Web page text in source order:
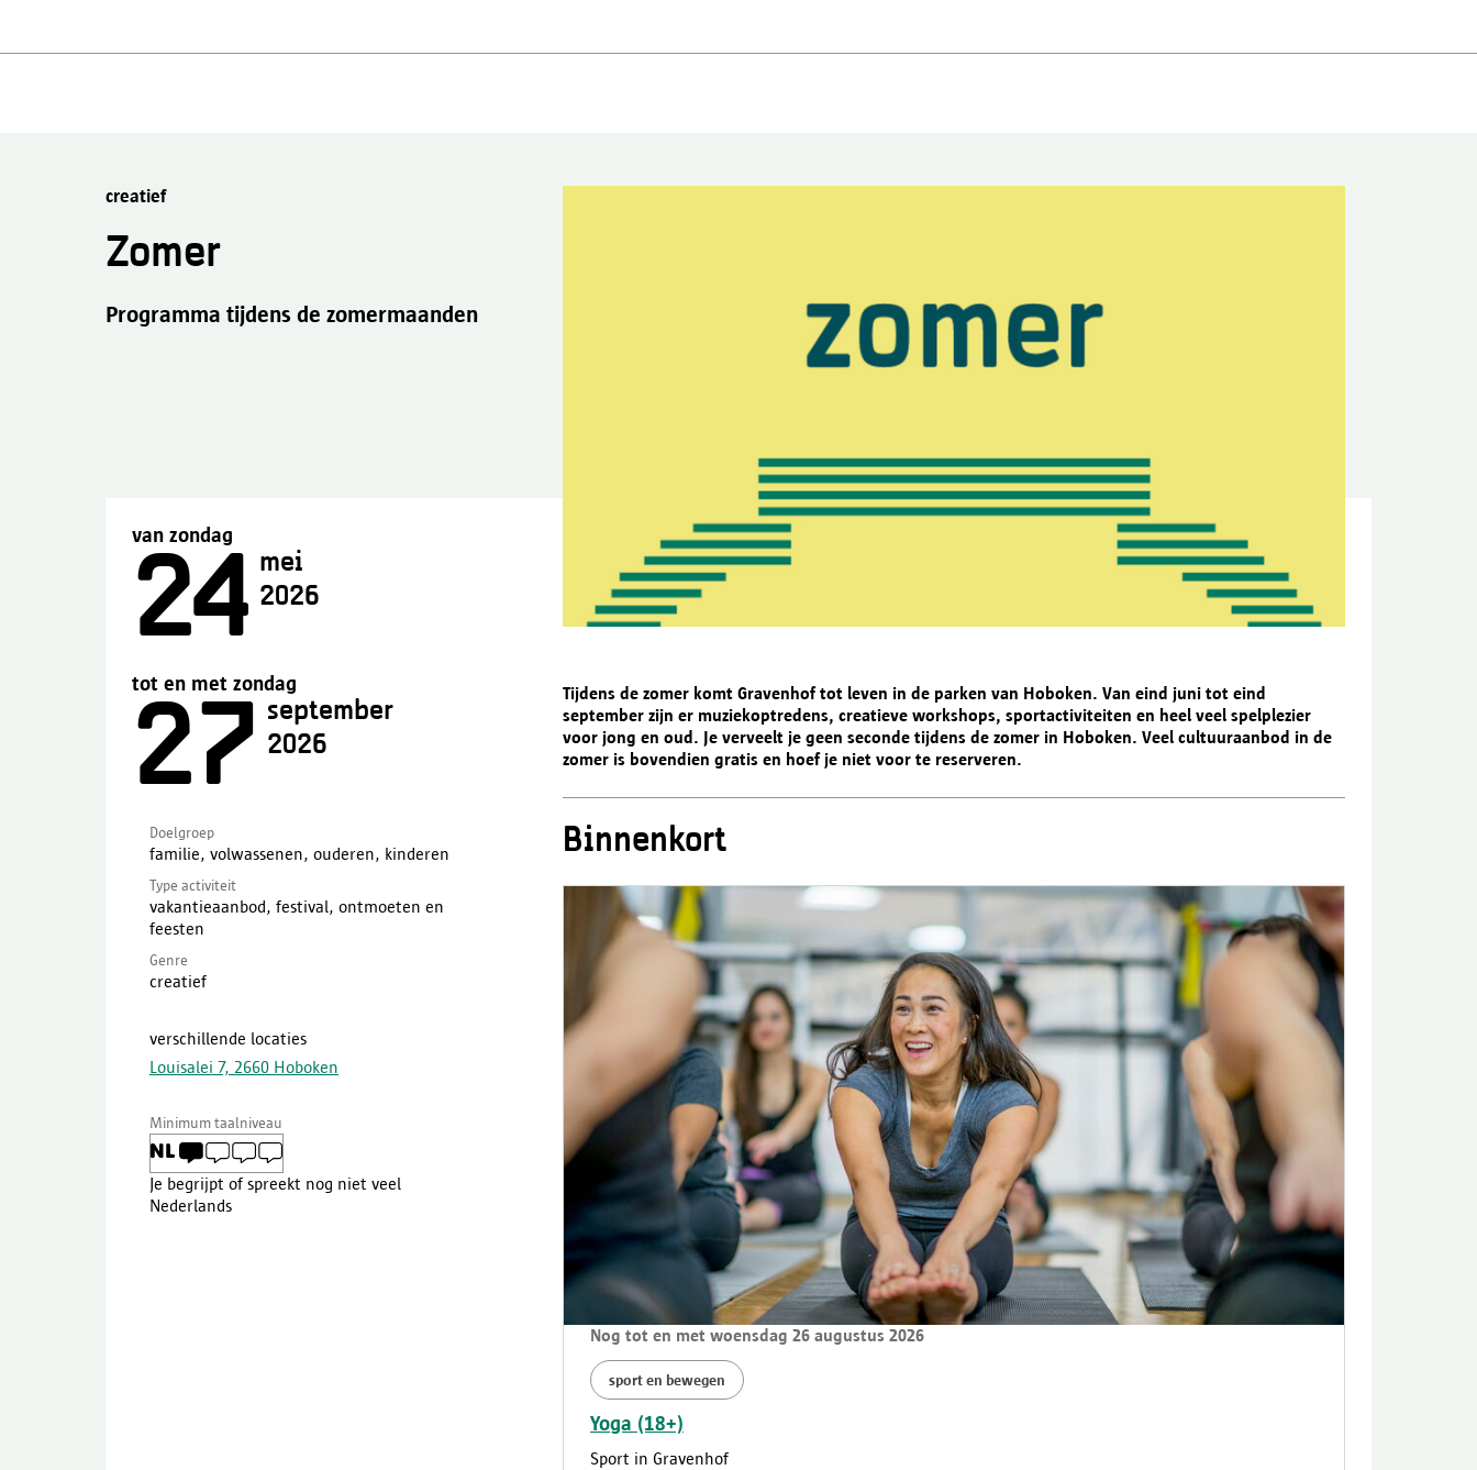
creatief
Zomer
Programma tijdens de zomermaanden
van zondag
24 mei
2026
tot en met zondag
27 september
2026
Doelgroep
familie, volwassenen, ouderen, kinderen
Type activiteit
vakantieaanbod, festival, ontmoeten en
feesten
Genre
creatief
verschillende locaties
Louisalei 7, 2660 Hoboken
Minimum taalniveau
Je begrijpt of spreekt nog niet veel
Nederlands
Tijdens de zomer komt Gravenhof tot leven in de parken van Hoboken. Van eind juni tot eind
september zijn er muziekoptredens, creatieve workshops, sportactiviteiten en heel veel spelplezier
voor jong en oud. Je verveelt je geen seconde tijdens de zomer in Hoboken. Veel cultuuraanbod in de
zomer is bovendien gratis en hoef je niet voor te reserveren.
Binnenkort
Nog tot en met woensdag 26 augustus 2026
sport en bewegen
Yoga (18+)
Sport in Gravenhof